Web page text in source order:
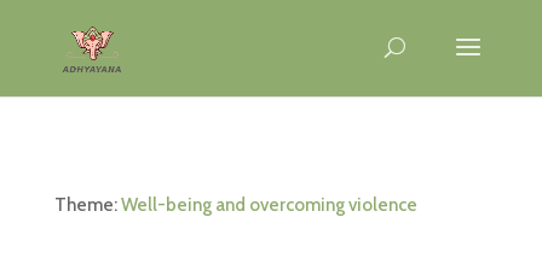
Theme:Well-being and overcoming violence